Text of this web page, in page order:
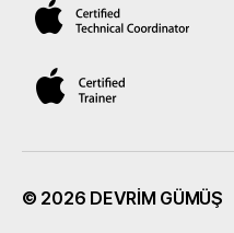
© 2026 DEVRİM GÜMÜŞ